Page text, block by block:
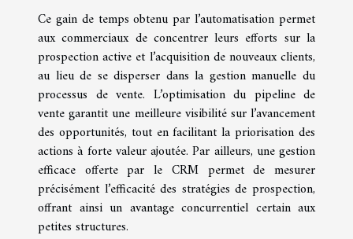
Ce gain de temps obtenu par l’automatisation permet
aux commerciaux de concentrer leurs efforts sur la
prospection active et l’acquisition de nouveaux clients,
au lieu de se disperser dans la gestion manuelle du
processus de vente. L’optimisation du pipeline de
vente garantit une meilleure visibilité sur l’avancement
des opportunités, tout en facilitant la priorisation des
actions à forte valeur ajoutée. Par ailleurs, une gestion
efficace offerte par le CRM permet de mesurer
précisément l’efficacité des stratégies de prospection,
offrant ainsi un avantage concurrentiel certain aux
petites structures.